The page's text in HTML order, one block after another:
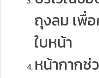
ถุงลม เพื่
ใบหน้า
หน้ากากช่